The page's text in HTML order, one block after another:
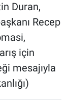
Duran,
Recep
için
mesajıyla